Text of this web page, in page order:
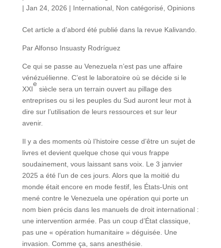
| Jan 24, 2026 | International, Non catégorisé Opinions
Cet article a d’abord été publié dans la revue Kalivando.
Par Alfonso Insuasty Rodríguez
Ce qui se passe au Venezuela n’est pas une affaire
vénézuélienne. C’est le laboratoire où se décide si le
XXI
e
siècle sera un terrain ouvert au pillage des
entreprises ou si les peuples du Sud auront leur mot à
dire sur l’utilisation de leurs ressources et sur leur
avenir.
Il y a des moments où l’histoire cesse d’être un sujet de
livres et devient quelque chose qui vous frappe
soudainement, vous laissant sans voix. Le 3 janvier
2025 a été l’un de ces jours. Alors que la moitié du
monde était encore en mode festif, les États-Unis ont
mené contre le Venezuela une opération qui porte un
nom bien précis dans les manuels de droit international :
une intervention armée. Pas un coup d’État classique,
pas une « opération humanitaire » déguisée. Une
invasion. Comme ça, sans anesthésie.